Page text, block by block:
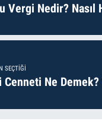
Vergi Nedir? Nasıl
SEÇTIĞI
Cenneti Ne